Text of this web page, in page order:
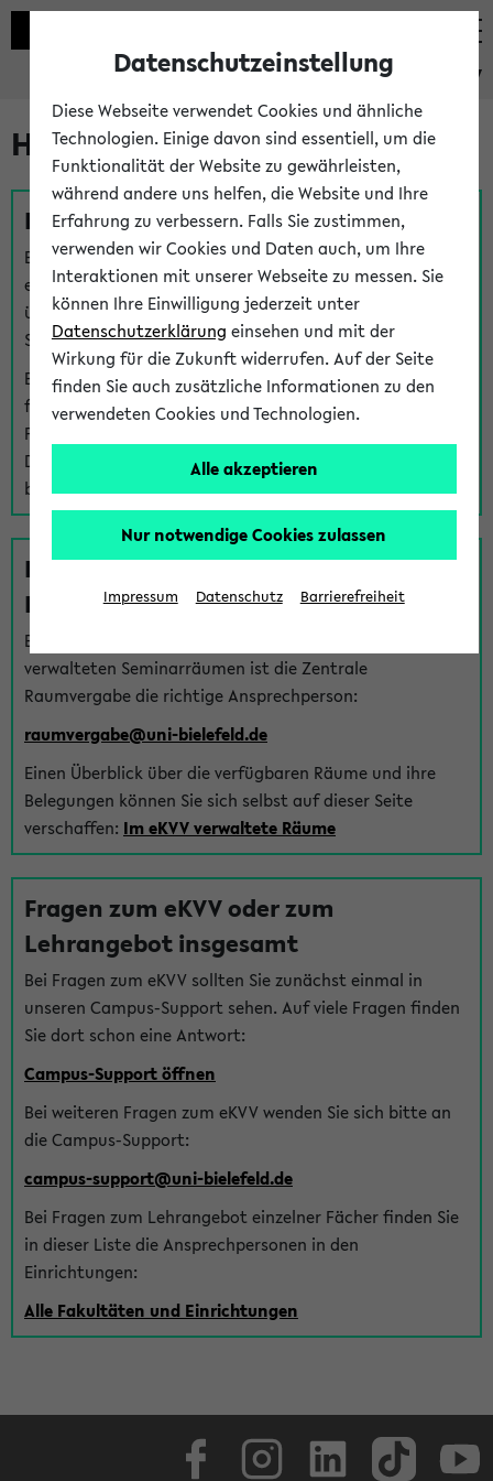
eKVV
Hilfe & Kontakt
Fragen zu einzelnen Veranstaltungen
Bei inhaltlichen und organisatorischen Fragen zu
einzelnen Veranstaltungen finden Sie Ansprechpersonen
über denFragen-Link bei jeder Veranstaltung. Der BIS
Support kann hier meist keine direkte Hilfe leisten.
Bei Veranstaltungen mit eKVV Teilnahmemanagement
finden Sie eine Auskunft über die Personen, die Ihre
Platzzuteilung im eKVV eingetragen haben, auf der
Detailseite zum Teilnahmemanagement der
betreffenden Veranstaltung.
Fragen zu im eKVV verwalteten
Räumen
Bei Fragen zur Vergabe von Hörsälen und vom eKVV
verwalteten Seminarräumen ist die Zentrale
Raumvergabe die richtige Ansprechperson:
raumvergabe@uni-bielefeld.de
Einen Überblick über die verfügbaren Räume und ihre
Belegungen können Sie sich selbst auf dieser Seite
verschaffen: Im eKVV verwaltete Räume
Fragen zum eKVV oder zum
Lehrangebot insgesamt
Bei Fragen zum eKVV sollten Sie zunächst einmal in
unseren Campus-Support sehen. Auf viele Fragen finden
Sie dort schon eine Antwort:
Campus-Support öffnen
Bei weiteren Fragen zum eKVV wenden Sie sich bitte an
die Campus-Support:
campus-support@uni-bielefeld.de
Bei Fragen zum Lehrangebot einzelner Fächer finden Sie
in dieser Liste die Ansprechpersonen in den
Einrichtungen:
Alle Fakultäten und Einrichtungen
Datenschutzeinstellung
Diese Webseite verwendet Cookies und ähnliche
Technologien. Einige davon sind essentiell, um die
Funktionalität der Website zu gewährleisten,
während andere uns helfen, die Website und Ihre
Erfahrung zu verbessern. Falls Sie zustimmen,
verwenden wir Cookies und Daten auch, um Ihre
Interaktionen mit unserer Webseite zu messen. Sie
können Ihre Einwilligung jederzeit unter
Datenschutzerklärung einsehen und mit der
Wirkung für die Zukunft widerrufen. Auf der Seite
finden Sie auch zusätzliche Informationen zu den
verwendeten Cookies und Technologien.
Alle akzeptieren
Nur notwendige Cookies zulassen
Impressum Datenschutz Barrierefreiheit